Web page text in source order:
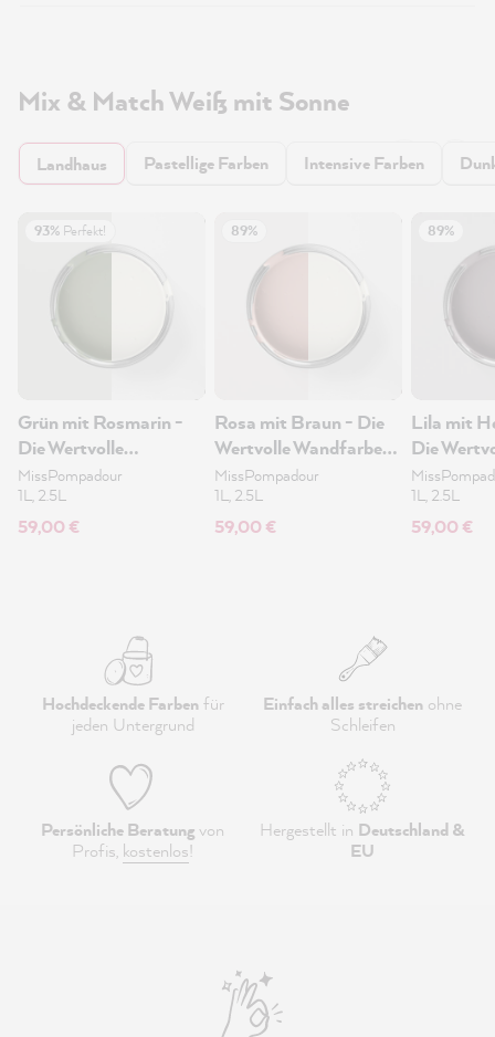
Mix & Match Weiß mit Sonne
Landhaus Pastellige Farben Intensive Farben
93% Perfekt!
Grün mit Rosmarin -
Die Wertvolle
Wandfarbe 2.5L
MissPompadour
1L, 2.5L
59,00 €
89%
Rosa mit Braun - Die
Wertvolle Wandfarbe
2.5L
MissPompadour
1L, 2.5L
59,00 €
89%
Lila mit
Die
1L, 2.5L
59,00 €
Hochdeckende Farbenfür
jeden Untergrund
Einfach alles streichen ohne
Schleifen
Persönliche Beratungvon
Profis, kostenlos!
Hergestellt in Deutschland &
EU